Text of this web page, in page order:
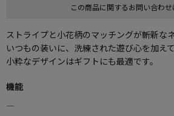
この商品に関するお問い合わせ
ストライプと小花柄のマッチングが斬新なネ
いつもの装いに、洗練された遊び心を加え
小粋なデザインはギフトにも最適です。
機能
―